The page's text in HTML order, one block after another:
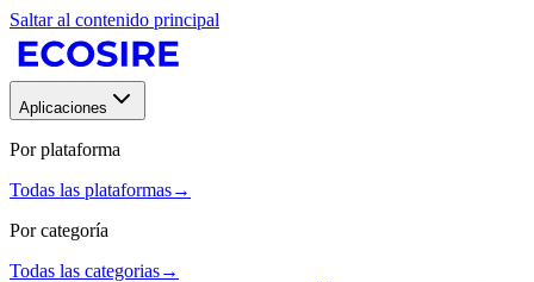
Saltar al contenido principal
Aplicaciones
Por plataforma
Todas las plataformas→
Por categoría
Todas las categorias→